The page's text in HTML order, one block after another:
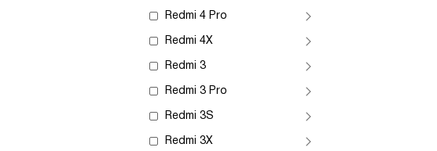
Redmi 4 Pro
Redmi 4X
Redmi 3
Redmi 3 Pro
Redmi 3S
Redmi 3X